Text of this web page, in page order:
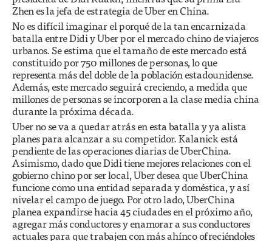
Zhen es la jefa de estrategia de Uber en China.
No es difícil imaginar el porqué de la tan encarnizada
batalla entre Didi y Uber por el mercado chino de viajeros
urbanos. Se estima que el tamaño de este mercado está
constituido por 750 millones de personas, lo que
representa más del doble de la población estadounidense.
Además, este mercado seguirá creciendo, a medida que
millones de personas se incorporen a la clase media china
durante la próxima década.
Uber no se va a quedar atrás en esta batalla y ya alista
planes para alcanzar a su competidor. Kalanick está
pendiente de las operaciones diarias de UberChina.
Asimismo, dado que Didi tiene mejores relaciones con el
gobierno chino por ser local, Uber desea que UberChina
funcione como una entidad separada y doméstica, y así
nivelar el campo de juego. Por otro lado, UberChina
planea expandirse hacia 45 ciudades en el próximo año,
agregar más conductores y enamorar a sus conductores
actuales para que trabajen con más ahínco ofreciéndoles